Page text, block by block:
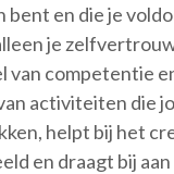
bent en die je
je
van competentie
activiteiten die
helpt bij het
en draagt bij